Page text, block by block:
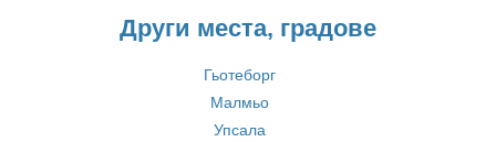
Други места, градове
Гьотеборг
Малмьо
Упсала